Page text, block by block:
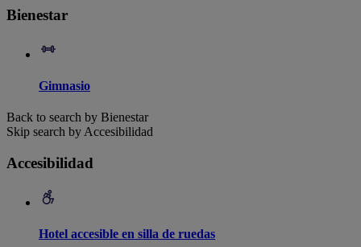
Bienestar
Gimnasio
Back to search by Bienestar
Skip search by Accesibilidad
Accesibilidad
Hotel accesible en silla de ruedas